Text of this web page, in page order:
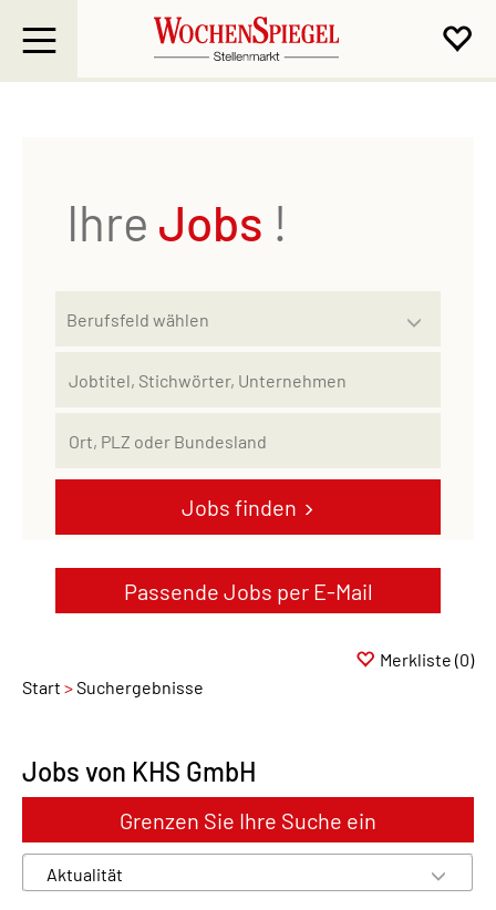
Passende Jobs per E-Mail
Ihre Jobs !
Jobs finden
Start Suchergebnisse
Merkliste (0)
Jobs von KHS GmbH
Grenzen Sie Ihre Suche ein